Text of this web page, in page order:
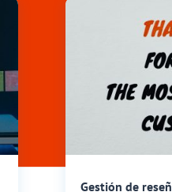
Gestión de